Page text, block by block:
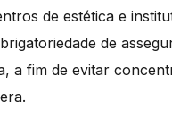
de estética e
de
a fim de evitar